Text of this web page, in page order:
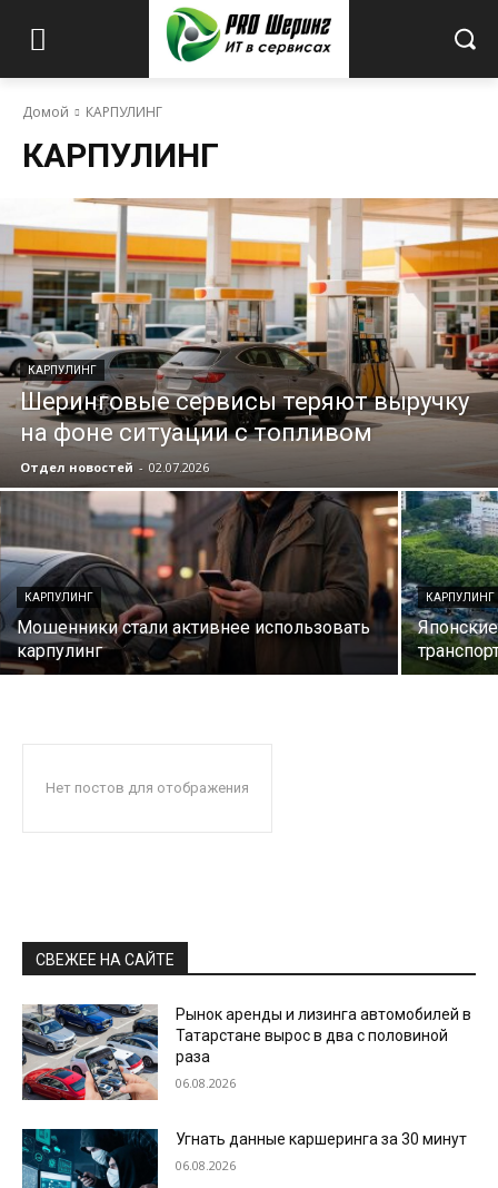
Домой КАРПУЛИНГ
КАРПУЛИНГ
КАРПУЛИНГ
Шеринговые сервисы теряют выручку
на фоне ситуации с топливом
Отдел новостей - 02.07.2026
КАРПУЛИНГ
Мошенники стали активнее использовать
карпулинг
КАРПУЛИНГ
Нет постов для отображения
СВЕЖЕЕ НА САЙТЕ
Рынок аренды и лизинга автомобилей в
Татарстане вырос в два с половиной
раза
06.08.2026
Угнать данные каршеринга за 30 минут
06.08.2026